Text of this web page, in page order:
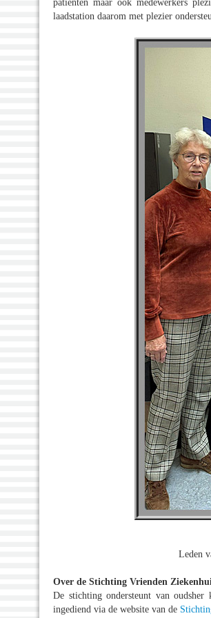
patiënten maar ook medewerkers
laadstation daarom met plezier
Leden
Over de Stichting Vrienden
De stichting ondersteunt van
ingediend via de website van de